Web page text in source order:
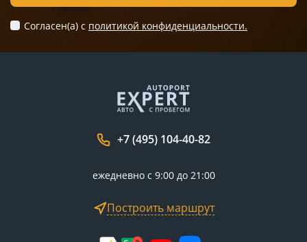
Согласен(а) c политикой конфиденциальности.
+7 (495) 104-40-82
ежедневно с 9:00 до 21:00
Построить маршрут